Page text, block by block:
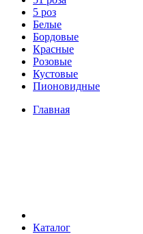
5 роз
Белые
Бордовые
Красные
Розовые
Кустовые
Пионовидные
Главная
Каталог